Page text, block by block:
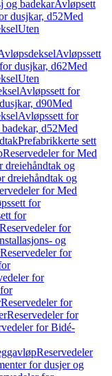
og badekarAvløpsett
dusjkar, d52Med
Uten
Avløpssett
dusjkar, d62Med
Uten
Avløpssett for
d90Med
Avløpssett for
d52Med
Prefabrikkerte sett
Reservedeler for Med
dreiehåndtak og
dreiehåndtak og
for Med
for
for
Reservedeler for
og
Reservedeler for
for
Reservedeler for
Reservedeler for
for Bidé-
Reservedeler
for dusjer og